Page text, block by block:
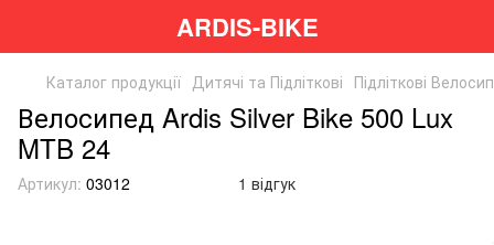
ARDIS-BIKE
Каталог продукції Дитячі та Підліткові Підліткові
Велосипед Ardis Silver Bike 500 Lux
MTB 24
Артикул: 03012 1 відгук